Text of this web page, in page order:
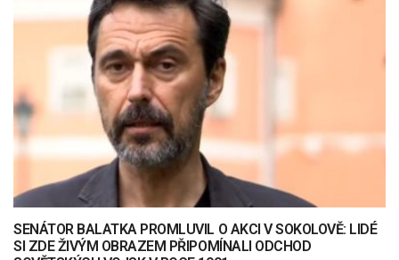
SENÁTOR BALATKA PROMLUVIL O AKCI V SOKOLOVĚ: LIDÉ
SI ZDE ŽIVÝM OBRAZEM PŘIPOMÍNALI ODCHOD